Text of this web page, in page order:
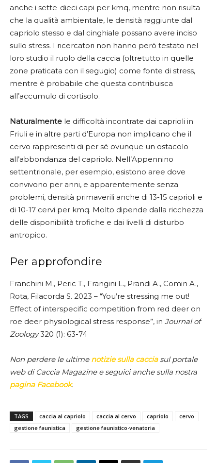
anche i sette-dieci capi per kmq, mentre non risulta
che la qualità ambientale, le densità raggiunte dal
capriolo stesso e dal cinghiale possano avere inciso
sullo stress. I ricercatori non hanno però testato nel
loro studio il ruolo della caccia (oltretutto in quelle
zone praticata con il segugio) come fonte di stress,
mentre è probabile che questa contribuisca
all’accumulo di cortisolo.
Naturalmente le difficoltà incontrate dai caprioli in
Friuli e in altre parti d’Europa non implicano che il
cervo rappresenti di per sé ovunque un ostacolo
all’abbondanza del capriolo. Nell’Appennino
settentrionale, per esempio, esistono aree dove
convivono per anni, e apparentemente senza
problemi, densità primaverili anche di 13-15 caprioli e
di 10-17 cervi per kmq. Molto dipende dalla ricchezza
delle disponibilità trofiche e dai livelli di disturbo
antropico.
Per approfondire
Franchini M., Peric T., Frangini L., Prandi A., Comin A.,
Rota, Filacorda S. 2023 – “You’re stressing me out!
Effect of interspecific competition from red deer on
roe deer physiological stress response”, in Journal of
Zoology320 (1): 63-74
Non perdere le ultime notizie sulla cacciasul portale
web di Caccia Magazine e seguici anche sulla nostra
pagina Facebook.
TAGS caccia al capriolo caccia al cervo capriolo
cervo
gestione faunistica
gestione faunistico-venatoria